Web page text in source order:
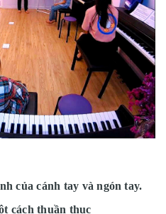
của cánh tay và ngón tay.
cách thuần thục